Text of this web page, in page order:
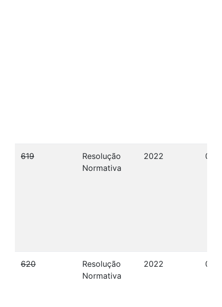
619
Resolução
Normativa
2022 07/
620
Resolução
Normativa
2022 09/